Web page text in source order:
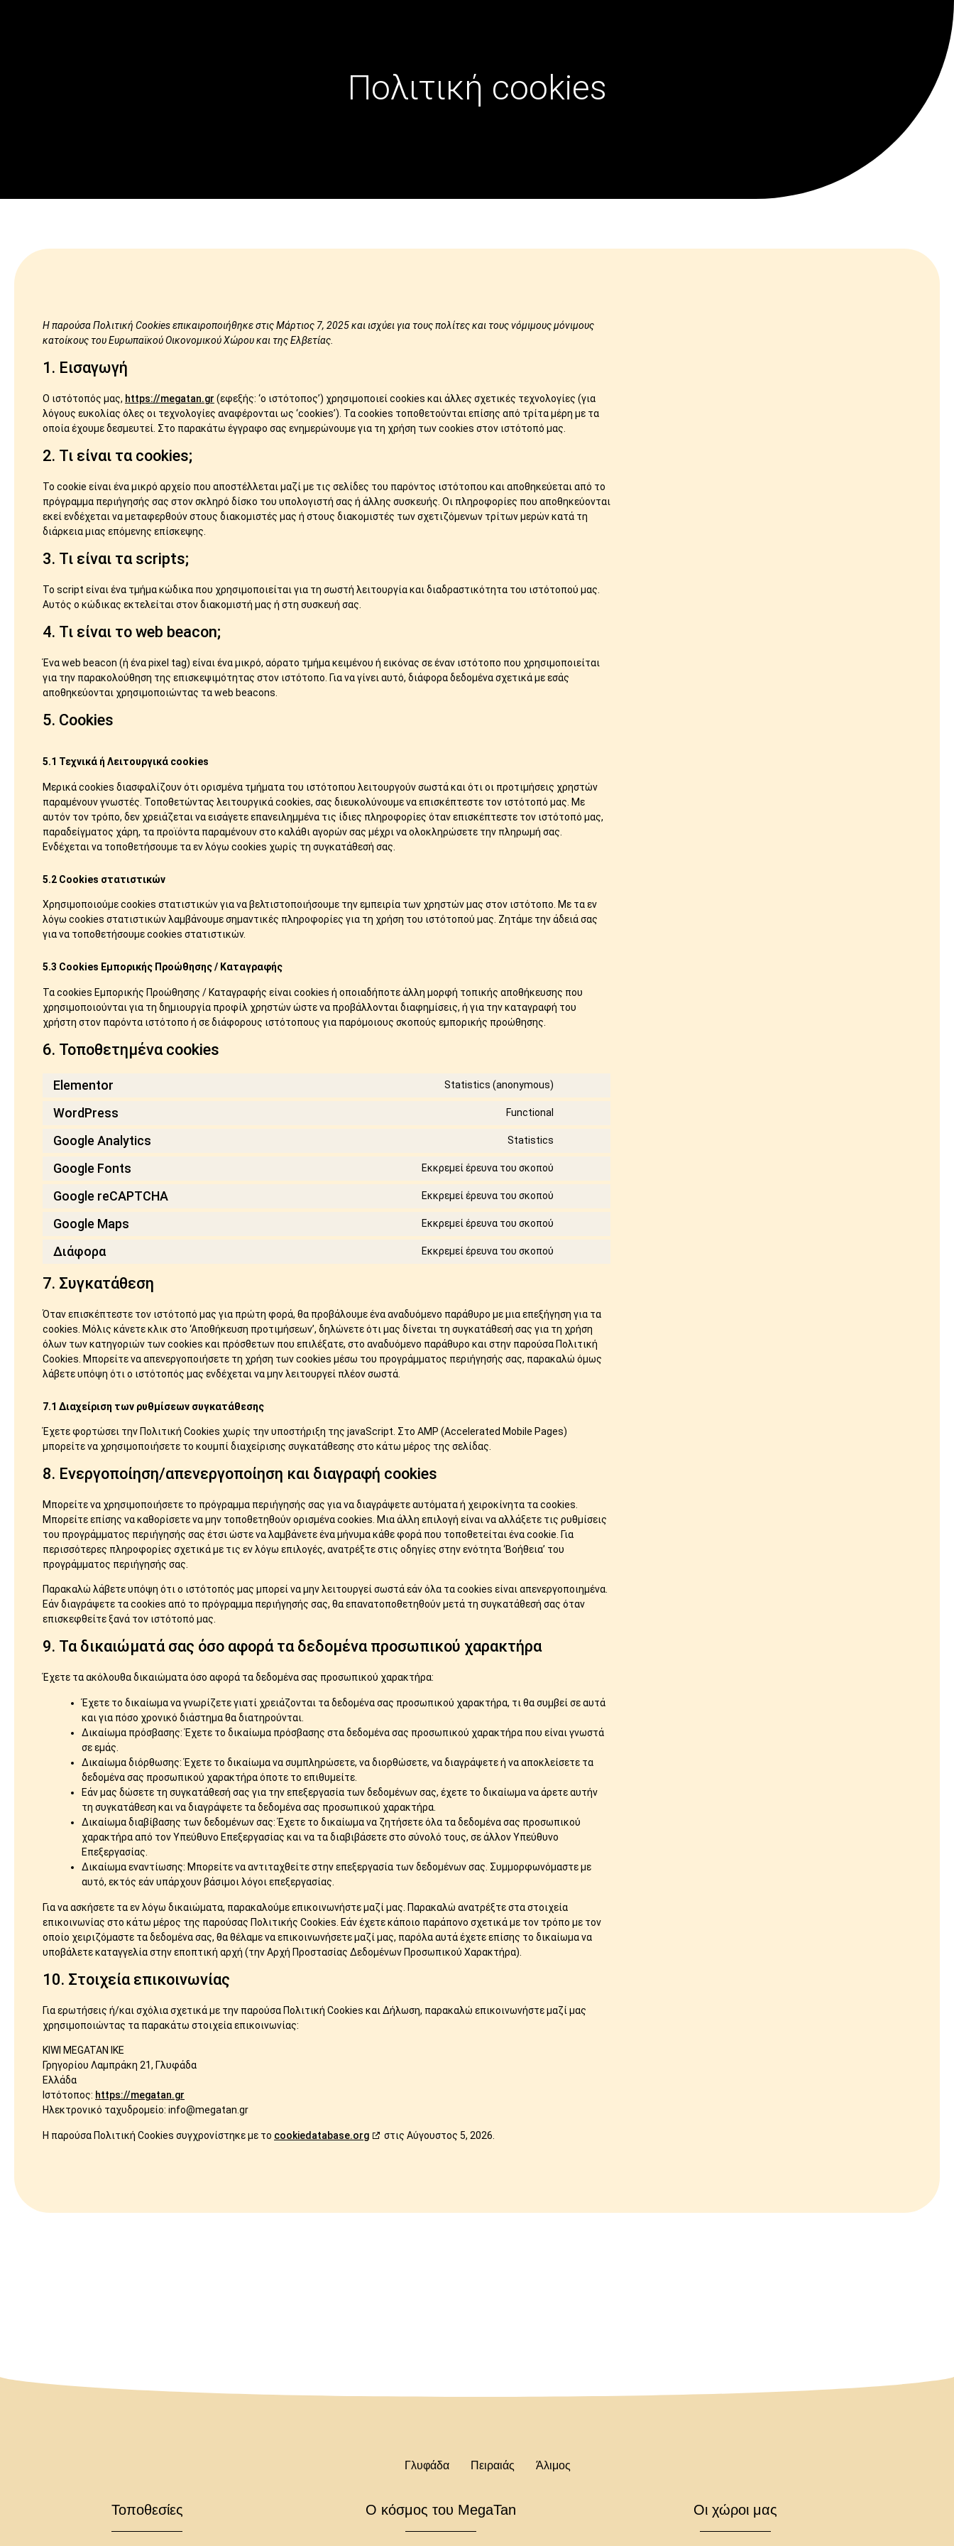
Πολιτική cookies
Η παρούσα Πολιτική Cookies επικαιροποιήθηκε στις Μάρτιος 7, 2025 και ισχύει για τους πολίτες και τους νόμιμους μόνιμους
κατοίκους του Ευρωπαϊκού Οικονομικού Χώρου και της Ελβετίας.
1. Εισαγωγή
Ο ιστότοπός μας, https://megatan.gr (εφεξής: ‘ο ιστότοπος’) χρησιμοποιεί cookies και άλλες σχετικές τεχνολογίες (για
λόγους ευκολίας όλες οι τεχνολογίες αναφέρονται ως ‘cookies’). Τα cookies τοποθετούνται επίσης από τρίτα μέρη με τα
οποία έχουμε δεσμευτεί. Στο παρακάτω έγγραφο σας ενημερώνουμε για τη χρήση των cookies στον ιστότοπό μας.
2. Τι είναι τα cookies;
Το cookie είναι ένα μικρό αρχείο που αποστέλλεται μαζί με τις σελίδες του παρόντος ιστότοπου και αποθηκεύεται από το
πρόγραμμα περιήγησής σας στον σκληρό δίσκο του υπολογιστή σας ή άλλης συσκευής. Οι πληροφορίες που αποθηκεύονται
εκεί ενδέχεται να μεταφερθούν στους διακομιστές μας ή στους διακομιστές των σχετιζόμενων τρίτων μερών κατά τη
διάρκεια μιας επόμενης επίσκεψης.
3. Τι είναι τα scripts;
Το script είναι ένα τμήμα κώδικα που χρησιμοποιείται για τη σωστή λειτουργία και διαδραστικότητα του ιστότοπού μας.
Αυτός ο κώδικας εκτελείται στον διακομιστή μας ή στη συσκευή σας.
4. Τι είναι το web beacon;
Ένα web beacon (ή ένα pixel tag) είναι ένα μικρό, αόρατο τμήμα κειμένου ή εικόνας σε έναν ιστότοπο που χρησιμοποιείται
για την παρακολούθηση της επισκεψιμότητας στον ιστότοπο. Για να γίνει αυτό, διάφορα δεδομένα σχετικά με εσάς
αποθηκεύονται χρησιμοποιώντας τα web beacons.
5. Cookies
5.1 Τεχνικά ή Λειτουργικά cookies
Μερικά cookies διασφαλίζουν ότι ορισμένα τμήματα του ιστότοπου λειτουργούν σωστά και ότι οι προτιμήσεις χρηστών
παραμένουν γνωστές. Τοποθετώντας λειτουργικά cookies, σας διευκολύνουμε να επισκέπτεστε τον ιστότοπό μας. Με
αυτόν τον τρόπο, δεν χρειάζεται να εισάγετε επανειλημμένα τις ίδιες πληροφορίες όταν επισκέπτεστε τον ιστότοπό μας,
παραδείγματος χάρη, τα προϊόντα παραμένουν στο καλάθι αγορών σας μέχρι να ολοκληρώσετε την πληρωμή σας.
Ενδέχεται να τοποθετήσουμε τα εν λόγω cookies χωρίς τη συγκατάθεσή σας.
5.2 Cookies στατιστικών
Χρησιμοποιούμε cookies στατιστικών για να βελτιστοποιήσουμε την εμπειρία των χρηστών μας στον ιστότοπο. Με τα εν
λόγω cookies στατιστικών λαμβάνουμε σημαντικές πληροφορίες για τη χρήση του ιστότοπού μας. Ζητάμε την άδειά σας
για να τοποθετήσουμε cookies στατιστικών.
5.3 Cookies Εμπορικής Προώθησης / Καταγραφής
Τα cookies Εμπορικής Προώθησης / Καταγραφής είναι cookies ή οποιαδήποτε άλλη μορφή τοπικής αποθήκευσης που
χρησιμοποιούνται για τη δημιουργία προφίλ χρηστών ώστε να προβάλλονται διαφημίσεις, ή για την καταγραφή του
χρήστη στον παρόντα ιστότοπο ή σε διάφορους ιστότοπους για παρόμοιους σκοπούς εμπορικής προώθησης.
6. Τοποθετημένα cookies
Elementor Statistics (anonymous)
WordPress Functional
Google Analytics Statistics
Google Fonts Εκκρεμεί έρευνα του σκοπού
Google reCAPTCHA Εκκρεμεί έρευνα του σκοπού
Google Maps Εκκρεμεί έρευνα του σκοπού
Διάφορα Εκκρεμεί έρευνα του σκοπού
7. Συγκατάθεση
Όταν επισκέπτεστε τον ιστότοπό μας για πρώτη φορά, θα προβάλουμε ένα αναδυόμενο παράθυρο με μια επεξήγηση για τα
cookies. Μόλις κάνετε κλικ στο ‘Αποθήκευση προτιμήσεων’, δηλώνετε ότι μας δίνεται τη συγκατάθεσή σας για τη χρήση
όλων των κατηγοριών των cookies και πρόσθετων που επιλέξατε, στο αναδυόμενο παράθυρο και στην παρούσα Πολιτική
Cookies. Μπορείτε να απενεργοποιήσετε τη χρήση των cookies μέσω του προγράμματος περιήγησής σας, παρακαλώ όμως
λάβετε υπόψη ότι ο ιστότοπός μας ενδέχεται να μην λειτουργεί πλέον σωστά.
7.1 Διαχείριση των ρυθμίσεων συγκατάθεσης
Έχετε φορτώσει την Πολιτική Cookies χωρίς την υποστήριξη της javaScript. Στο AMP (Accelerated Mobile Pages)
μπορείτε να χρησιμοποιήσετε το κουμπί διαχείρισης συγκατάθεσης στο κάτω μέρος της σελίδας.
8. Ενεργοποίηση/απενεργοποίηση και διαγραφή cookies
Μπορείτε να χρησιμοποιήσετε το πρόγραμμα περιήγησής σας για να διαγράψετε αυτόματα ή χειροκίνητα τα cookies.
Μπορείτε επίσης να καθορίσετε να μην τοποθετηθούν ορισμένα cookies. Μια άλλη επιλογή είναι να αλλάξετε τις ρυθμίσεις
του προγράμματος περιήγησής σας έτσι ώστε να λαμβάνετε ένα μήνυμα κάθε φορά που τοποθετείται ένα cookie. Για
περισσότερες πληροφορίες σχετικά με τις εν λόγω επιλογές, ανατρέξτε στις οδηγίες στην ενότητα ‘Βοήθεια’ του
προγράμματος περιήγησής σας.
Παρακαλώ λάβετε υπόψη ότι ο ιστότοπός μας μπορεί να μην λειτουργεί σωστά εάν όλα τα cookies είναι απενεργοποιημένα.
Εάν διαγράψετε τα cookies από το πρόγραμμα περιήγησής σας, θα επανατοποθετηθούν μετά τη συγκατάθεσή σας όταν
επισκεφθείτε ξανά τον ιστότοπό μας.
9. Τα δικαιώματά σας όσο αφορά τα δεδομένα προσωπικού χαρακτήρα
Έχετε τα ακόλουθα δικαιώματα όσο αφορά τα δεδομένα σας προσωπικού χαρακτήρα:
Έχετε το δικαίωμα να γνωρίζετε γιατί χρειάζονται τα δεδομένα σας προσωπικού χαρακτήρα, τι θα συμβεί σε αυτά
και για πόσο χρονικό διάστημα θα διατηρούνται.
Δικαίωμα πρόσβασης: Έχετε το δικαίωμα πρόσβασης στα δεδομένα σας προσωπικού χαρακτήρα που είναι γνωστά
σε εμάς.
Δικαίωμα διόρθωσης: Έχετε το δικαίωμα να συμπληρώσετε, να διορθώσετε, να διαγράψετε ή να αποκλείσετε τα
δεδομένα σας προσωπικού χαρακτήρα όποτε το επιθυμείτε.
Εάν μας δώσετε τη συγκατάθεσή σας για την επεξεργασία των δεδομένων σας, έχετε το δικαίωμα να άρετε αυτήν
τη συγκατάθεση και να διαγράψετε τα δεδομένα σας προσωπικού χαρακτήρα.
Δικαίωμα διαβίβασης των δεδομένων σας: Έχετε το δικαίωμα να ζητήσετε όλα τα δεδομένα σας προσωπικού
χαρακτήρα από τον Υπεύθυνο Επεξεργασίας και να τα διαβιβάσετε στο σύνολό τους, σε άλλον Υπεύθυνο
Επεξεργασίας.
Δικαίωμα εναντίωσης: Μπορείτε να αντιταχθείτε στην επεξεργασία των δεδομένων σας. Συμμορφωνόμαστε με
αυτό, εκτός εάν υπάρχουν βάσιμοι λόγοι επεξεργασίας.
Για να ασκήσετε τα εν λόγω δικαιώματα, παρακαλούμε επικοινωνήστε μαζί μας. Παρακαλώ ανατρέξτε στα στοιχεία
επικοινωνίας στο κάτω μέρος της παρούσας Πολιτικής Cookies. Εάν έχετε κάποιο παράπονο σχετικά με τον τρόπο με τον
οποίο χειριζόμαστε τα δεδομένα σας, θα θέλαμε να επικοινωνήσετε μαζί μας, παρόλα αυτά έχετε επίσης το δικαίωμα να
υποβάλετε καταγγελία στην εποπτική αρχή (την Αρχή Προστασίας Δεδομένων Προσωπικού Χαρακτήρα).
10. Στοιχεία επικοινωνίας
Για ερωτήσεις ή/και σχόλια σχετικά με την παρούσα Πολιτική Cookies και Δήλωση, παρακαλώ επικοινωνήστε μαζί μας
χρησιμοποιώντας τα παρακάτω στοιχεία επικοινωνίας:
KIWI MEGATAN IKE
Γρηγορίου Λαμπράκη 21, Γλυφάδα
Ελλάδα
Ιστότοπος: https://megatan.gr
Ηλεκτρονικό ταχυδρομείο: info@megatan.gr
Η παρούσα Πολιτική Cookies συγχρονίστηκε με το cookiedatabase.org στις Αύγουστος 5, 2026.
Γλυφάδα Πειραιάς Άλιμος
Τοποθεσίες Ο κόσμος του MegaTan Οι χώροι μας